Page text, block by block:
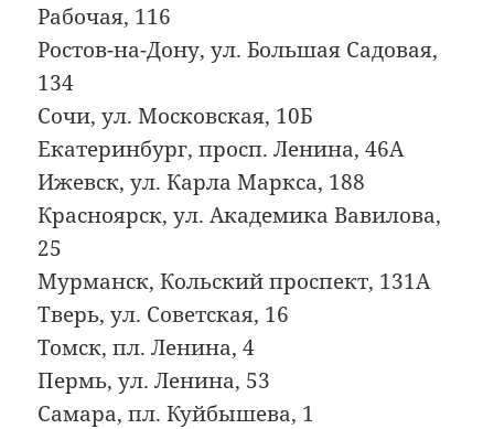
Рабочая, 116
Ростов-на-Дону, ул. Большая Садовая,
134
Сочи, ул. Московская, 10Б
Екатеринбург, просп. Ленина, 46А
Ижевск, ул. Карла Маркса, 188
Красноярск, ул. Академика Вавилова,
25
Мурманск, Кольский проспект, 131А
Тверь, ул. Советская, 16
Томск, пл. Ленина, 4
Пермь, ул. Ленина, 53
Самара, пл. Куйбышева, 1